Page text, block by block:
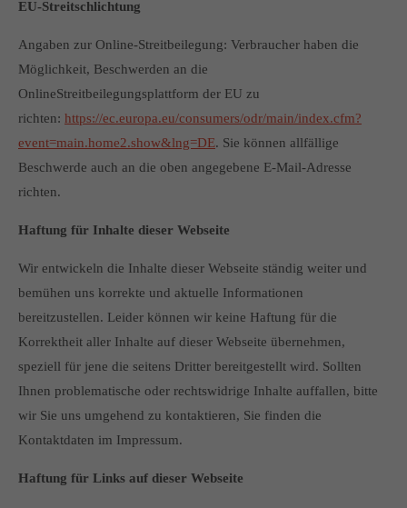
EU-Streitschlichtung
Angaben zur Online-Streitbeilegung: Verbraucher haben die
Möglichkeit, Beschwerden an die
OnlineStreitbeilegungsplattform der EU zu
richten: https://ec.europa.eu/consumers/odr/main/index.cfm?
event=main.home2.show&lng=DE. Sie können allfällige
Beschwerde auch an die oben angegebene E-Mail-Adresse
richten.
Haftung für Inhalte dieser Webseite
Wir entwickeln die Inhalte dieser Webseite ständig weiter und
bemühen uns korrekte und aktuelle Informationen
bereitzustellen. Leider können wir keine Haftung für die
Korrektheit aller Inhalte auf dieser Webseite übernehmen,
speziell für jene die seitens Dritter bereitgestellt wird. Sollten
Ihnen problematische oder rechtswidrige Inhalte auffallen, bitte
wir Sie uns umgehend zu kontaktieren, Sie finden die
Kontaktdaten im Impressum.
Haftung für Links auf dieser Webseite